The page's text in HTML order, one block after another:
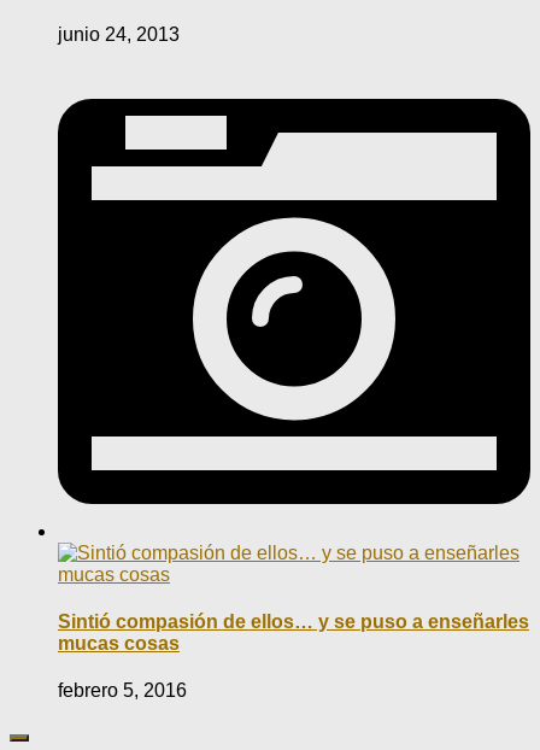
junio 24, 2013
Sintió compasión de ellos… y se puso a enseñarles
mucas cosas
febrero 5, 2016